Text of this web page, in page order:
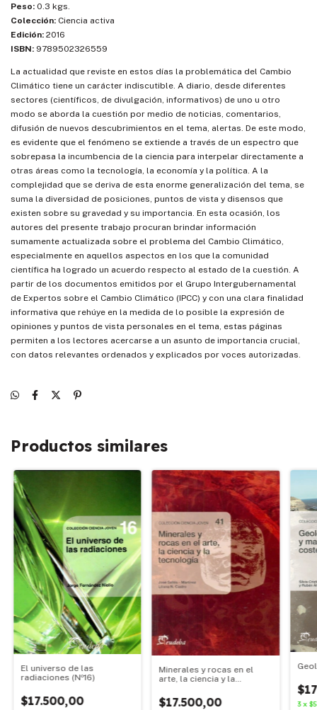
Peso: 0.3 kgs.
Colección: Ciencia activa
Edición: 2016
ISBN: 9789502326559
La actualidad que reviste en estos días la problemática del Cambio
Climático tiene un carácter indiscutible. A diario, desde diferentes
sectores (científicos, de divulgación, informativos) de uno u otro
modo se aborda la cuestión por medio de noticias, comentarios,
difusión de nuevos descubrimientos en el tema, alertas. De este modo,
es evidente que el fenómeno se extiende a través de un espectro que
sobrepasa la incumbencia de la ciencia para interpelar directamente a
otras áreas como la tecnología, la economía y la política. A la
complejidad que se deriva de esta enorme generalización del tema, se
suma la diversidad de posiciones, puntos de vista y disensos que
existen sobre su gravedad y su importancia. En esta ocasión, los
autores del presente trabajo procuran brindar información
sumamente actualizada sobre el problema del Cambio Climático,
especialmente en aquellos aspectos en los que la comunidad
científica ha logrado un acuerdo respecto al estado de la cuestión. A
partir de los documentos emitidos por el Grupo Intergubernamental
de Expertos sobre el Cambio Climático (IPCC) y con una clara finalidad
informativa que rehúye en la medida de lo posible la expresión de
opiniones y puntos de vista personales en el tema, estas páginas
permiten a los lectores acercarse a un asunto de importancia crucial,
con datos relevantes ordenados y explicados por voces autorizadas.
Productos similares
El universo de las
radiaciones (Nº16)
$17.500,00
Minerales y rocas en el
arte, la ciencia y la
$17.500,00 3 x